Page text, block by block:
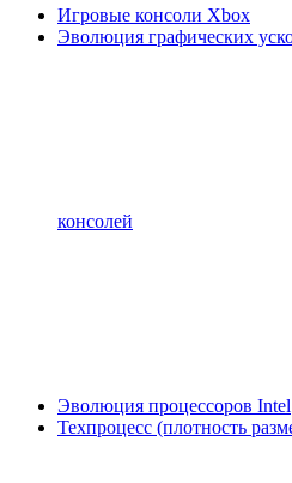
Игровые консоли Xbox
Эволюция графических
консолей
Эволюция процессоров Intel
Техпроцесс (плотность